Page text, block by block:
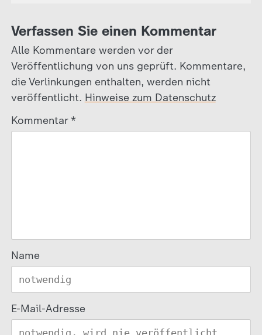
Verfassen Sie einen Kommentar
Alle Kommentare werden vor der
Veröffentlichung von uns geprüft. Kommentare,
die Verlinkungen enthalten, werden nicht
veröffentlicht. Hinweise zum Datenschutz
Kommentar *
Name
E-Mail-Adresse